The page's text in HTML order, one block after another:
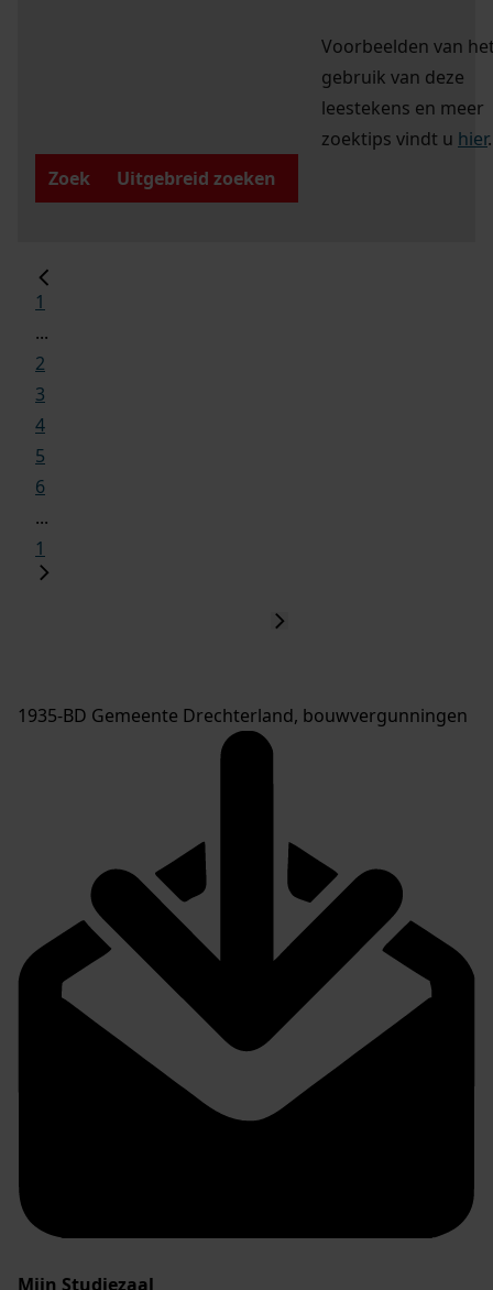
Voorbeelden van
gebruik van deze
leestekens en meer
zoektips vindt u hier.
Zoek
Uitgebreid zoeken
1
...
2
3
4
5
6
...
1
1935-BD Gemeente Drechterland, bouwvergunningen
Mijn Studiezaal